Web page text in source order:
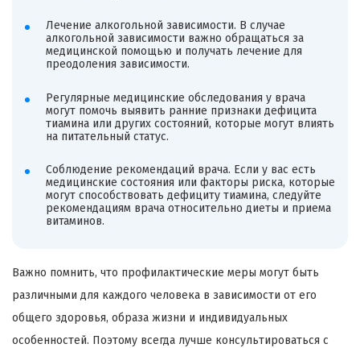
Лечение алкогольной зависимости. В случае
алкогольной зависимости важно обращаться за
медицинской помощью и получать лечение для
преодоления зависимости.
Регулярные медицинские обследования у врача
могут помочь выявить ранние признаки дефицита
тиамина или других состояний, которые могут влиять
на питательный статус.
Соблюдение рекомендаций врача. Если у вас есть
медицинские состояния или факторы риска, которые
могут способствовать дефициту тиамина, следуйте
рекомендациям врача относительно диеты и приема
витаминов.
Важно помнить, что профилактические меры могут быть
различными для каждого человека в зависимости от его
общего здоровья, образа жизни и индивидуальных
особенностей. Поэтому всегда лучше консультироваться с